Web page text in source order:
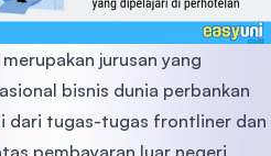
jurusan yang
bisnis dunia perbankan
dari tugas-tugas frontliner dan
pembayaran luar negeri,